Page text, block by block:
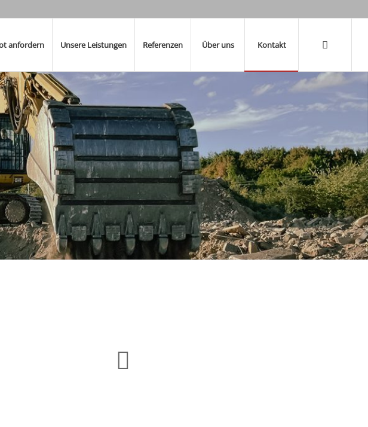
anfordern Unsere Leistungen Referenzen Über uns Kontakt